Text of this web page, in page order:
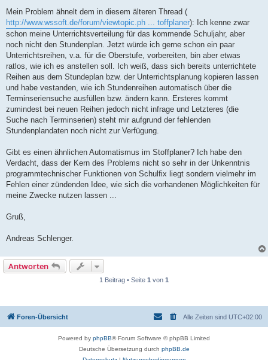
a
Mein Problem ähnelt dem in diesem älteren Thread (
http://www.wssoft.de/forum/viewtopic.ph ... toffplaner): Ich kenne zwar
schon meine Unterrichtsverteilung für das kommende Schuljahr, aber
noch nicht den Stundenplan. Jetzt würde ich gerne schon ein paar
Unterrichtsreihen, v.a. für die Oberstufe, vorbereiten, bin aber etwas
ratlos, wie ich es anstellen soll. Ich weiß, dass sich bereits unterrichtete
Reihen aus dem Stundeplan bzw. der Unterrichtsplanung kopieren lassen
und habe vestanden, wie ich Stundenreihen automatisch über die
Terminseriensuche ausfüllen bzw. ändern kann. Ersteres kommt
zumindest bei neuen Reihen jedoch nicht infrage und Letzteres (die
Suche nach Terminserien) steht mir aufgrund der fehlenden
Stundenplandaten noch nicht zur Verfügung.
Gibt es einen ähnlichen Automatismus im Stoffplaner? Ich habe den
Verdacht, dass der Kern des Problems nicht so sehr in der Unkenntnis
programmtechnischer Funktionen von Schulfix liegt sondern vielmehr im
Fehlen einer zündenden Idee, wie sich die vorhandenen Möglichkeiten für
meine Zwecke nutzen lassen ...
Gruß,
Andreas Schlenger.
Antworten
1 Beitrag • Seite 1 von 1
Foren-Übersicht Alle Zeiten sind UTC+02:00
Powered by phpBB® Forum Software © phpBB Limited
Deutsche Übersetzung durch phpBB.de